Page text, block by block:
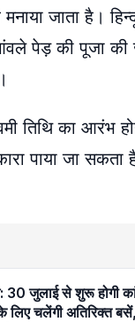
मनाया जाता है।
पेड़ की पूजा
तिथि का आरंभ
पाया जा सकता
30 जुलाई से शुरू होगी
लिए चलेंगी अतिरिक्त